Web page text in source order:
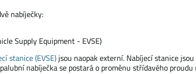
nabíječky:
Supply Equipment - EVSE)
stanice (EVSE) jsou naopak externí. Nabíjecí stanice
nabíječka se postará o proměnu střídavého